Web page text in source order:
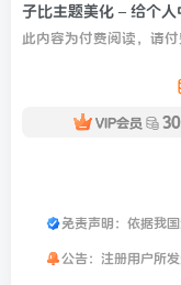
此内容为付费阅读，请
VIP会员
免责声明：依据我
公告：注册用户所